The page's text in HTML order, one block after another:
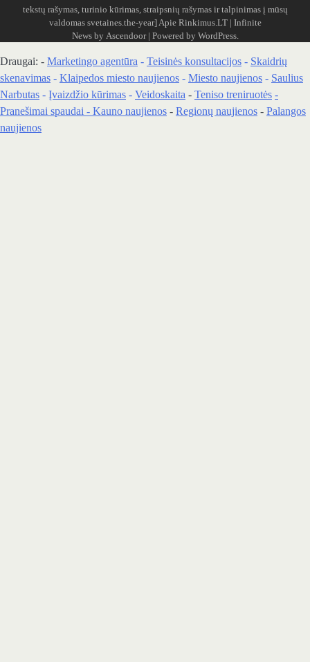
tekstų rašymas, turinio kūrimas, straipsnių rašymas ir talpinimas į mūsų
valdomas svetaines.the-year] Apie Rinkimus.LT| Infinite
News by Ascendoor| Powered by WordPress.
Draugai: - Marketingo agentūra - Teisinės konsultacijos - Skaidrių
skenavimas - Klaipedos miesto naujienos - Miesto naujienos - Saulius
Narbutas - Įvaizdžio kūrimas - Veidoskaita - Teniso treniruotės -
Pranešimai spaudai - Kauno naujienos - Regionų naujienos - Palangos
naujienos